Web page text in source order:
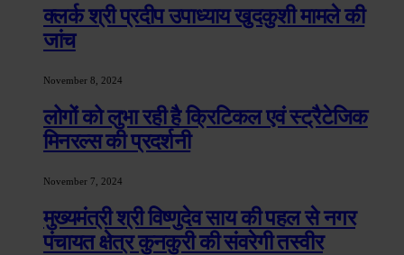
क्लर्क श्री प्रदीप उपाध्याय खुदकुशी मामले की
जांच
November 8, 2024
लोगों को लुभा रही है क्रिटिकल एवं स्ट्रैटेजिक
मिनरल्स की प्रदर्शनी
November 7, 2024
मुख्यमंत्री श्री विष्णुदेव साय की पहल से नगर
पंचायत क्षेत्र कुनकुरी की संवरेगी तस्वीर